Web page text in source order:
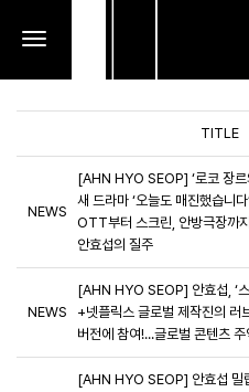
toggle
TITLE
NEWS
[AHN HYO SEOP] ‘로코 장르
새 드라마 ‘오늘도 매진했습니
OTT부터 스크린, 안방극장까
안효섭의 질주
NEWS
[AHN HYO SEOP] 안효섭, ‘
+넷플릭스 글로벌 제작진의 러
버전에 참여!...글로벌 콘텐츠
[AHN HYO SEOP] 안효섭 밀